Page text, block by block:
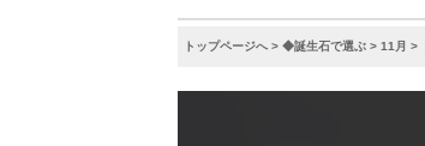
トップページへ > ◆誕生石で選ぶ > 11月 >